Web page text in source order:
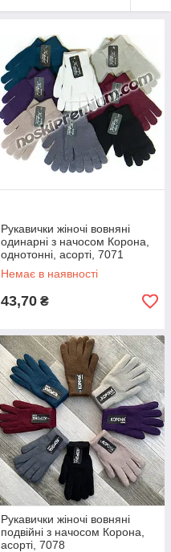
Рукавички жіночі вовняні
одинарні з начосом Корона,
однотонні, асорті, 7071
Немає в наявності
43,70 ₴
Рукавички жіночі вовняні
подвійні з начосом Корона,
асорті, 7078